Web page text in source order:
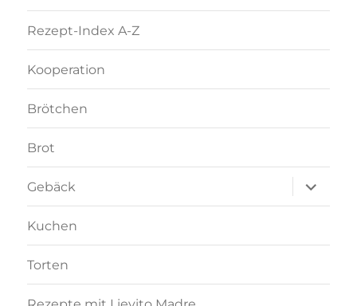
Rezept-Index A-Z
Kooperation
Brötchen
Brot
Gebäck
anzeigen
Kuchen
Torten